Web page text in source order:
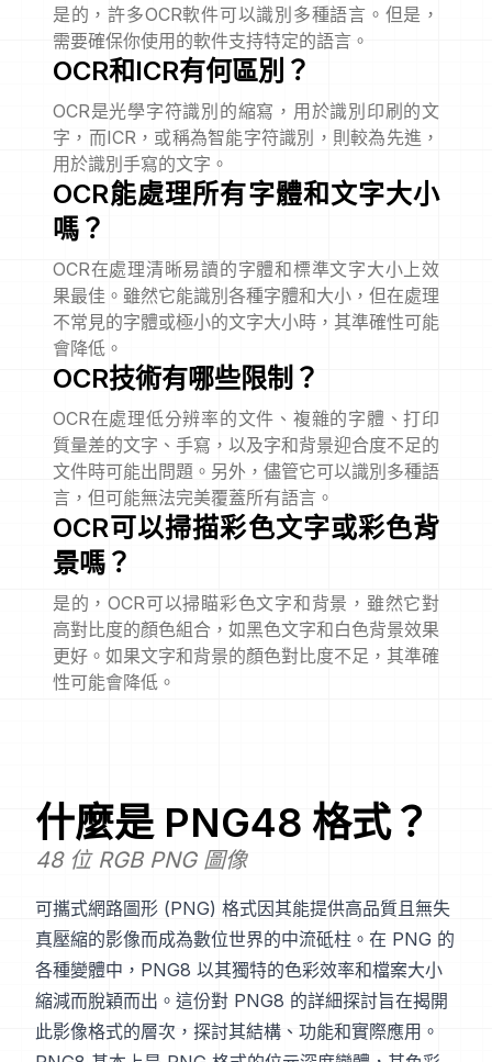
是的，許多OCR軟件可以識別多種語言。但是，
需要確保你使用的軟件支持特定的語言。
OCR和ICR有何區別？
OCR是光學字符識別的縮寫，用於識別印刷的文
字，而ICR，或稱為智能字符識別，則較為先進，
用於識別手寫的文字。
OCR能處理所有字體和文字大小
嗎？
OCR在處理清晰易讀的字體和標準文字大小上效
果最佳。雖然它能識別各種字體和大小，但在處理
不常見的字體或極小的文字大小時，其準確性可能
會降低。
OCR技術有哪些限制？
OCR在處理低分辨率的文件、複雜的字體、打印
質量差的文字、手寫，以及字和背景迎合度不足的
文件時可能出問題。另外，儘管它可以識別多種語
言，但可能無法完美覆蓋所有語言。
OCR可以掃描彩色文字或彩色背
景嗎？
是的，OCR可以掃瞄彩色文字和背景，雖然它對
高對比度的顏色組合，如黑色文字和白色背景效果
更好。如果文字和背景的顏色對比度不足，其準確
性可能會降低。
什麼是 PNG48 格式？
48 位 RGB PNG 圖像
可攜式網路圖形 (PNG) 格式因其能提供高品質且無失
真壓縮的影像而成為數位世界的中流砥柱。在 PNG 的
各種變體中，PNG8 以其獨特的色彩效率和檔案大小
縮減而脫穎而出。這份對 PNG8 的詳細探討旨在揭開
此影像格式的層次，探討其結構、功能和實際應用。